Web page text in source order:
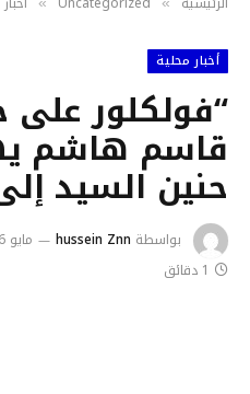
أخبار محلية
“فولكلور على
قاسم هاشم
حنين السيد
بواسطة hussein Znn مايو 16, 2026
1 دقائق